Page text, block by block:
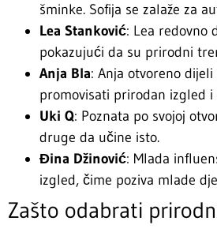
šminke. Sofija se zalaže za
Lea Stanković: Lea redovno
pokazujući da su prirodni
Anja Bla: Anja otvoreno
promovisati prirodan izgled i
Uki Q: Poznata po svojoj
druge da učine isto.
Đina Džinović: Mlada
izgled, čime poziva mlade
Zašto odabrati